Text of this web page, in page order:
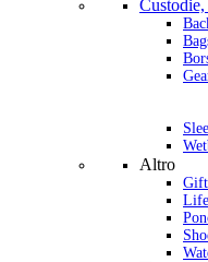
Altro
Gift